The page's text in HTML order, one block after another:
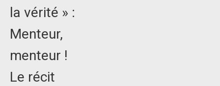
la vérité » :
Menteur,
menteur !
Le récit